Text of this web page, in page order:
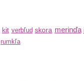
kit verbľud skora merinďa
rumkľa